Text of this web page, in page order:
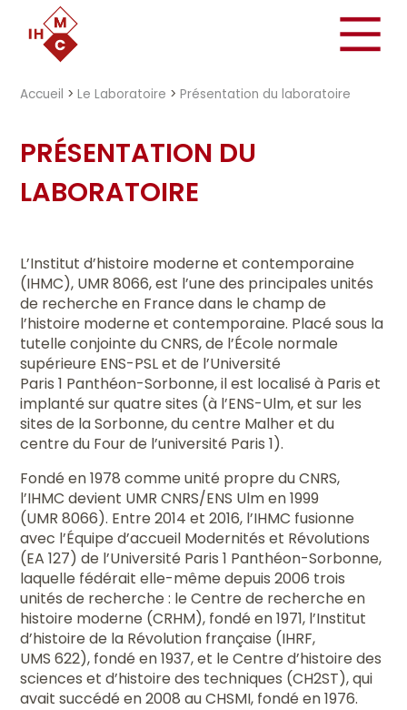
Accueil >Le Laboratoire >Présentation du laboratoire
PRÉSENTATION DU
LABORATOIRE
L’Institut d’histoire moderne et contemporaine
(IHMC), UMR 8066, est l’une des principales unités
de recherche en France dans le champ de
l’histoire moderne et contemporaine. Placé sous la
tutelle conjointe du CNRS, de l’École normale
supérieure ENS-PSL et de l’Université
Paris 1 Panthéon-Sorbonne, il est localisé à Paris et
implanté sur quatre sites (à l’ENS-Ulm, et sur les
sites de la Sorbonne, du centre Malher et du
centre du Four de l’université Paris 1).
Fondé en 1978 comme unité propre du CNRS,
l’IHMC devient UMR CNRS/ENS Ulm en 1999
(UMR 8066). Entre 2014 et 2016, l’IHMC fusionne
avec l’Équipe d’accueil Modernités et Révolutions
(EA 127) de l’Université Paris 1 Panthéon-Sorbonne,
laquelle fédérait elle-même depuis 2006 trois
unités de recherche : le Centre de recherche en
histoire moderne (CRHM), fondé en 1971, l’Institut
d’histoire de la Révolution française (IHRF,
UMS 622), fondé en 1937, et le Centre d’histoire des
sciences et d’histoire des techniques (CH2ST), qui
avait succédé en 2008 au CHSMI, fondé en 1976.